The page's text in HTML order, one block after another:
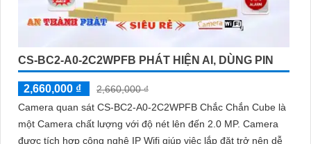
CS-BC2-A0-2C2WPFB PHÁT HIỆN AI, DÙNG PIN
2,660,000 ₫
2,660,000 ₫
Camera quan sát CS-BC2-A0-2C2WPFB Chắc Chắn Cube là
một Camera chất lượng với độ nét lên đến 2.0 MP. Camera
được tích hợp công nghệ IP Wifi giúp việc lắp đặt trở nên dễ